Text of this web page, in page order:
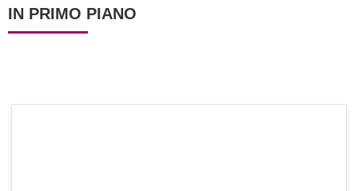
IN PRIMO PIANO